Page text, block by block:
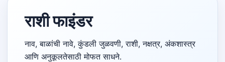
राशी फाइंडर
नाव, बाळांची नावे, कुंडली जुळवणी, राशी, नक्षत्र, अंकशास्त्र
आणि अनुकूलतेसाठी मोफत साधने.